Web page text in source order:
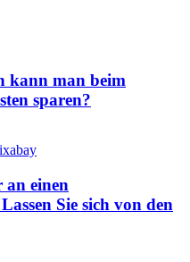
kann man beim
sparen?
an einen
Sie sich von den